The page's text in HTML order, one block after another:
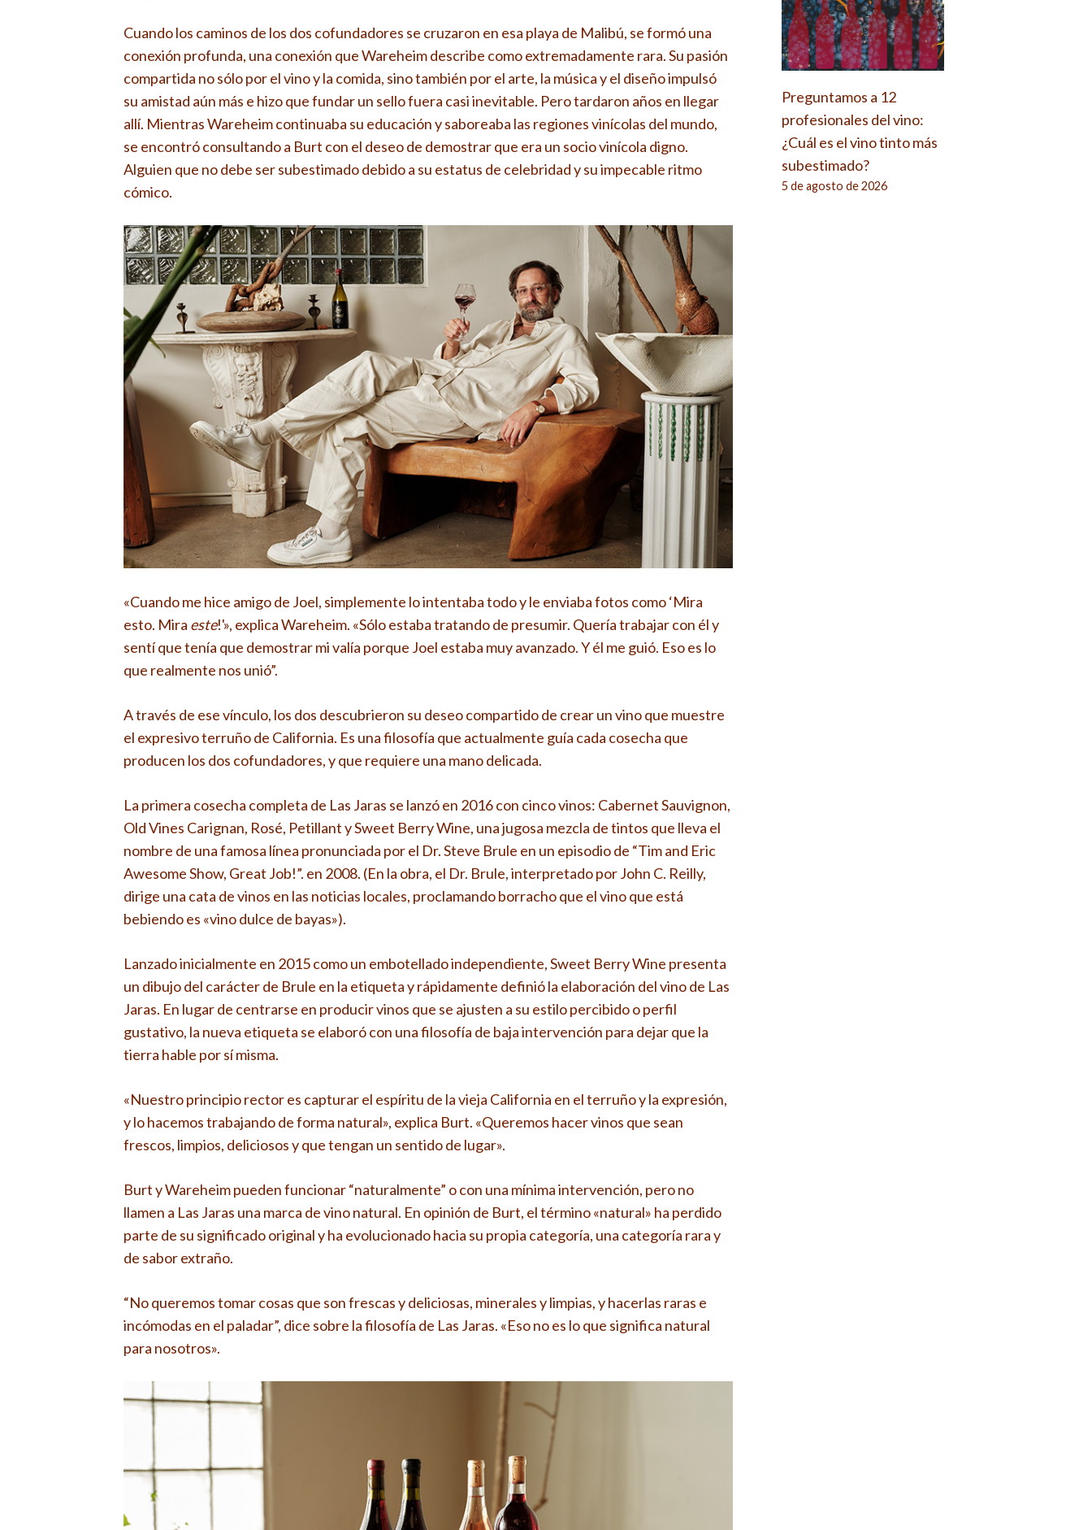
Cuando los caminos de los dos cofundadores se cruzaron en esa playa de Malibú, se formó una
conexión profunda, una conexión que Wareheim describe como extremadamente rara. Su pasión
compartida no sólo por el vino y la comida, sino también por el arte, la música y el diseño impulsó
su amistad aún más e hizo que fundar un sello fuera casi inevitable. Pero tardaron años en llegar
allí. Mientras Wareheim continuaba su educación y saboreaba las regiones vinícolas del mundo,
se encontró consultando a Burt con el deseo de demostrar que era un socio vinícola digno.
Alguien que no debe ser subestimado debido a su estatus de celebridad y su impecable ritmo
cómico.
«Cuando me hice amigo de Joel, simplemente lo intentaba todo y le enviaba fotos como ‘Mira
esto. Mira este!'», explica Wareheim. «Sólo estaba tratando de presumir. Quería trabajar con él y
sentí que tenía que demostrar mi valía porque Joel estaba muy avanzado. Y él me guió. Eso es lo
que realmente nos unió”.
A través de ese vínculo, los dos descubrieron su deseo compartido de crear un vino que muestre
el expresivo terruño de California. Es una filosofía que actualmente guía cada cosecha que
producen los dos cofundadores, y que requiere una mano delicada.
La primera cosecha completa de Las Jaras se lanzó en 2016 con cinco vinos: Cabernet Sauvignon,
Old Vines Carignan, Rosé, Petillant y Sweet Berry Wine, una jugosa mezcla de tintos que lleva el
nombre de una famosa línea pronunciada por el Dr. Steve Brule en un episodio de “Tim and Eric
Awesome Show, Great Job!”. en 2008. (En la obra, el Dr. Brule, interpretado por John C. Reilly,
dirige una cata de vinos en las noticias locales, proclamando borracho que el vino que está
bebiendo es «vino dulce de bayas»).
Lanzado inicialmente en 2015 como un embotellado independiente, Sweet Berry Wine presenta
un dibujo del carácter de Brule en la etiqueta y rápidamente definió la elaboración del vino de Las
Jaras. En lugar de centrarse en producir vinos que se ajusten a su estilo percibido o perfil
gustativo, la nueva etiqueta se elaboró ​​con una filosofía de baja intervención para dejar que la
tierra hable por sí misma.
«Nuestro principio rector es capturar el espíritu de la vieja California en el terruño y la expresión,
y lo hacemos trabajando de forma natural», explica Burt. «Queremos hacer vinos que sean
frescos, limpios, deliciosos y que tengan un sentido de lugar».
Burt y Wareheim pueden funcionar “naturalmente” o con una mínima intervención, pero no
llamen a Las Jaras una marca de vino natural. En opinión de Burt, el término «natural» ha perdido
parte de su significado original y ha evolucionado hacia su propia categoría, una categoría rara y
de sabor extraño.
“No queremos tomar cosas que son frescas y deliciosas, minerales y limpias, y hacerlas raras e
incómodas en el paladar”, dice sobre la filosofía de Las Jaras. «Eso no es lo que significa natural
para nosotros».
Preguntamos a 12
profesionales del vino:
¿Cuál es el vino tinto más
subestimado?
5 de agosto de 2026